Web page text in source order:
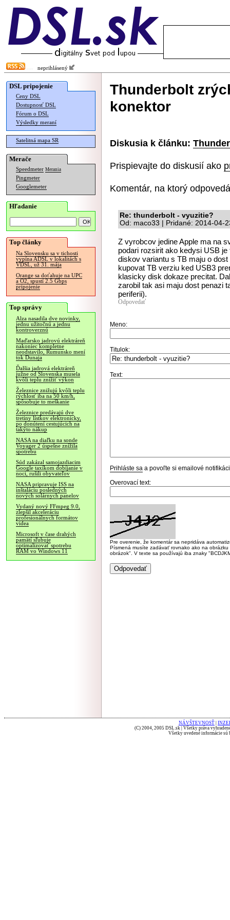
neprihlásený
DSL pripojenie
Ceny DSL
Dostupnosť DSL
Fórum o DSL
Výsledky meraní
Satelitná mapa SR
Merače
Speedmeter Merania
Pingmeter
Googlemeter
Hľadanie
Top články
Na Slovensku sa v tichosti
vypína ADSL v lokalitách s
VDSL, už 31. mája
Orange sa doťahuje na UPC
a O2, spustí 2.5 Gbps
pripojenie
Top správy
Alza nasadila dve novinky,
jednu užitočnú a jednu
kontroverznú
Maďarsko jadrovú elektráreň
nakoniec kompletne
neodstavilo, Rumunsko mení
tok Dunaja
Ďalšia jadrová elektráreň
južne od Slovenska musela
kvôli teplu znížiť výkon
Železnice znižujú kvôli teplu
rýchlosť iba na 50 km/h,
spôsobuje to meškanie
Železnice predávajú dve
tretiny lístkov elektronicky,
po donútení cestujúcich na
takýto nákup
NASA na diaľku na sonde
Voyager 2 úspešne znížila
spotrebu
Súd zakázal samojazdiacim
Google taxíkom dobíjanie v
noci, rušili obyvateľov
NASA pripravuje ISS na
inštaláciu posledných
nových solárnych panelov
Vydaný nový FFmpeg 9.0,
zlepšil akceleráciu
profesionálnych formátov
videa
Microsoft v čase drahých
pamätí sľubuje
optimalizovať spotrebu
RAM vo Windows 11
Thunderbolt
konektor
Diskusia k článku:
Prispievajte do diskusií ako
Komentár, na ktorý
Re: thunderbolt - vyuzitie?
Od: maco33 | Pridané: 2014-04-
Z vyrobcov jedine Apple ma na
podari rozsirit ako kedysi USB
diskov variantu s TB maju o
kupovat TB verziu ked USB3
klasicky disk dokaze precitat.
zarobil tak asi maju dost penazi
periferii).
Odpovedať
Meno:
Titulok:
Text:
Prihláste sa a povoľte si emailové
Overovací text:
Pre overenie, že komentár sa nepridáva
Písmená musíte zadávať rovnako ako na
obrázok". V texte sa používajú iba znaky
NÁVŠTEVNOSŤ
(C) 2004, 2005 DSL.sk | Všetky práva
Všetky uvedené informácie sú